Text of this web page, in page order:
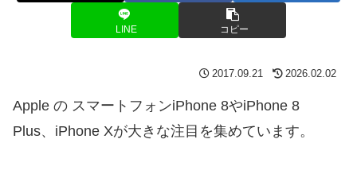
LINE コピー
2017.09.21 2026.02.02
​Apple の スマートフォンiPhone 8やiPhone 8
Plus、iPhone Xが大きな注目を集めています。